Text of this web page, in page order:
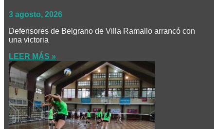
3 agosto, 2026
Defensores de Belgrano de Villa Ramallo arrancó con
una victoria
LEER MÁS »